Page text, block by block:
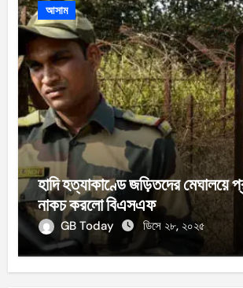
আসাম
হাদি হত্যাকাণ্ডে জড়িতদের মেঘালয়ে
নাকচ করলো বিএসএফ
GB Today ডিসে ২৮, ২০২৫